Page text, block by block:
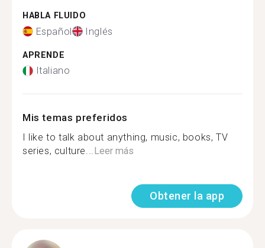
HABLA FLUIDO
Español Inglés
APRENDE
Italiano
Mis temas preferidos
I like to talk about anything, music, books, TV
series, culture...Leer más
Obtener la app